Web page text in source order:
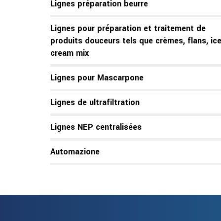
Lignes préparation beurre
Lignes pour préparation et traitement de
produits douceurs tels que crèmes, flans,
cream mix
Lignes pour Mascarpone
Lignes de ultrafiltration
Lignes NEP centralisées
Automazione